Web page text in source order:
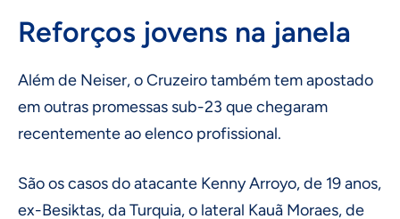
Reforços jovens na janela
Além de Neiser, o Cruzeiro também tem apostado
em outras promessas sub-23 que chegaram
recentemente ao elenco profissional.
São os casos do atacante Kenny Arroyo, de 19 anos,
ex-Besiktas, da Turquia, o lateral Kauã Moraes, de